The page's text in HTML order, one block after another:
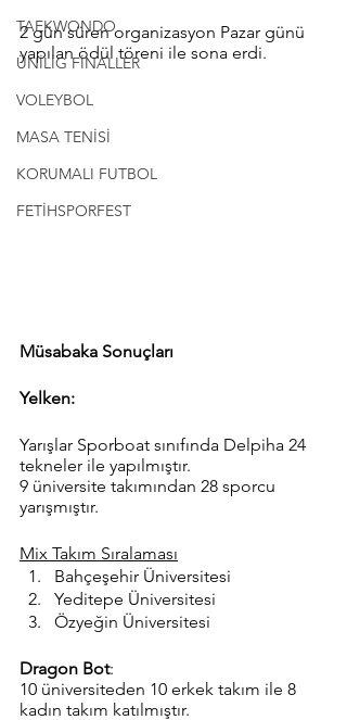
TAEKWONDO
ÜNİLİG FİNALLER
VOLEYBOL
MASA TENİSİ
KORUMALI FUTBOL
FETİHSPORFEST
2 gün süren organizasyon Pazar günü
yapılan ödül töreni ile sona erdi.
Müsabaka Sonuçları
Yelken:
Yarışlar Sporboat sınıfında Delpiha 24
tekneler ile yapılmıştır.
9 üniversite takımından 28 sporcu
yarışmıştır.
Mix Takım Sıralaması
Bahçeşehir Üniversitesi
Yeditepe Üniversitesi
Özyeğin Üniversitesi
Dragon Bot:
10 üniversiteden 10 erkek takım ile 8
kadın takım katılmıştır.